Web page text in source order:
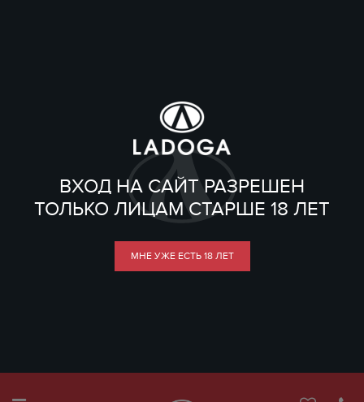
ВХОД НА САЙТ РАЗРЕШЕН
ТОЛЬКО ЛИЦАМ СТАРШЕ 18 ЛЕТ
МНЕ УЖЕ ЕСТЬ 18 ЛЕТ